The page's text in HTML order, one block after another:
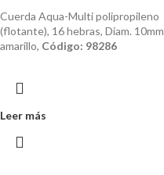
Cuerda Aqua-Multi polipropileno
(flotante), 16 hebras, Diam. 10mm
amarillo, Código: 98286
Leer más